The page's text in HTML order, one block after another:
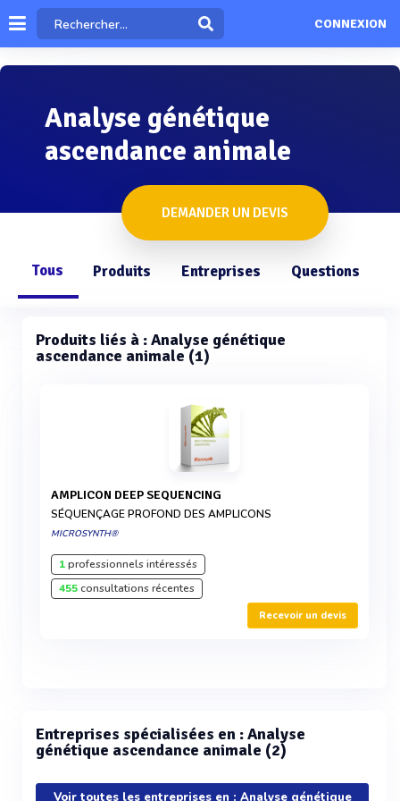
CONNEXION
Analyse génétique
ascendance animale
DEMANDER UN DEVIS
Tous Produits Entreprises Questions
Produits liés à : Analyse génétique
ascendance animale (1)
AMPLICON DEEP SEQUENCING
SÉQUENÇAGE PROFOND DES AMPLICONS
MICROSYNTH®
1professionnels intéressés
455consultations récentes
Recevoir un devis
Entreprises spécialisées en : Analyse
génétique ascendance animale (2)
Voir toutes les entreprises en : Analyse génétique